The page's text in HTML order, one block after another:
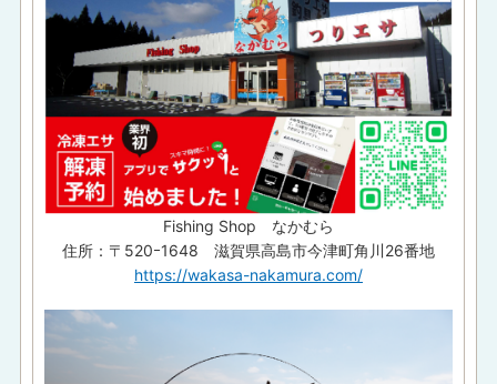
Fishing Shop なかむら
住所：〒520ｰ1648 滋賀県高島市今津町角川26番地
https://wakasa-nakamura.com/